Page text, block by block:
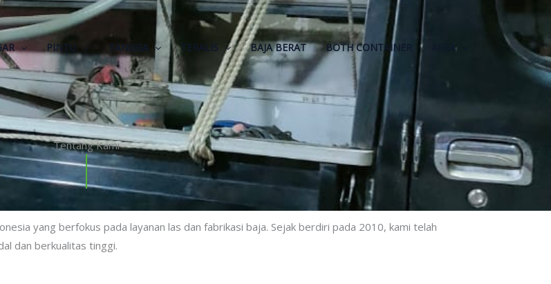
PINTU TANGGA TERALIS BAJA BERAT BOTH CONTAINER AREA
Tentang Kami
yang berfokus pada layanan las dan fabrikasi baja. Sejak berdiri pada 2010, kami telah
dan berkualitas tinggi.